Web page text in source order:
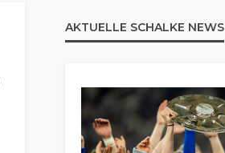
AKTUELLE SCHALKE NEWS